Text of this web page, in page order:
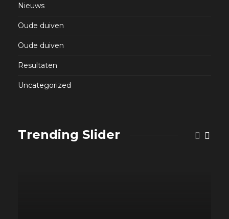
Nieuws
Oude duiven
Oude duiven
Resultaten
Uncategorized
Trending Slider